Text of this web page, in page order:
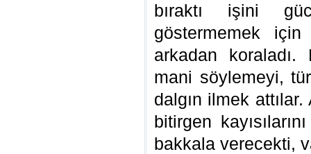
bıraktı işini
göstermemek için
arkadan koraladı.
mani söylemeyi,
dalgın ilmek
bitirgen
bakkala verecekti,